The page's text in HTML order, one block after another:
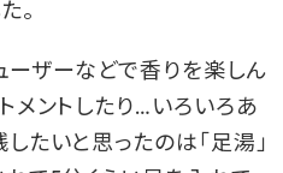
。
ーザーなどで香りを楽しん
メントしたり…いろいろあ
たいと思ったのは「足湯」